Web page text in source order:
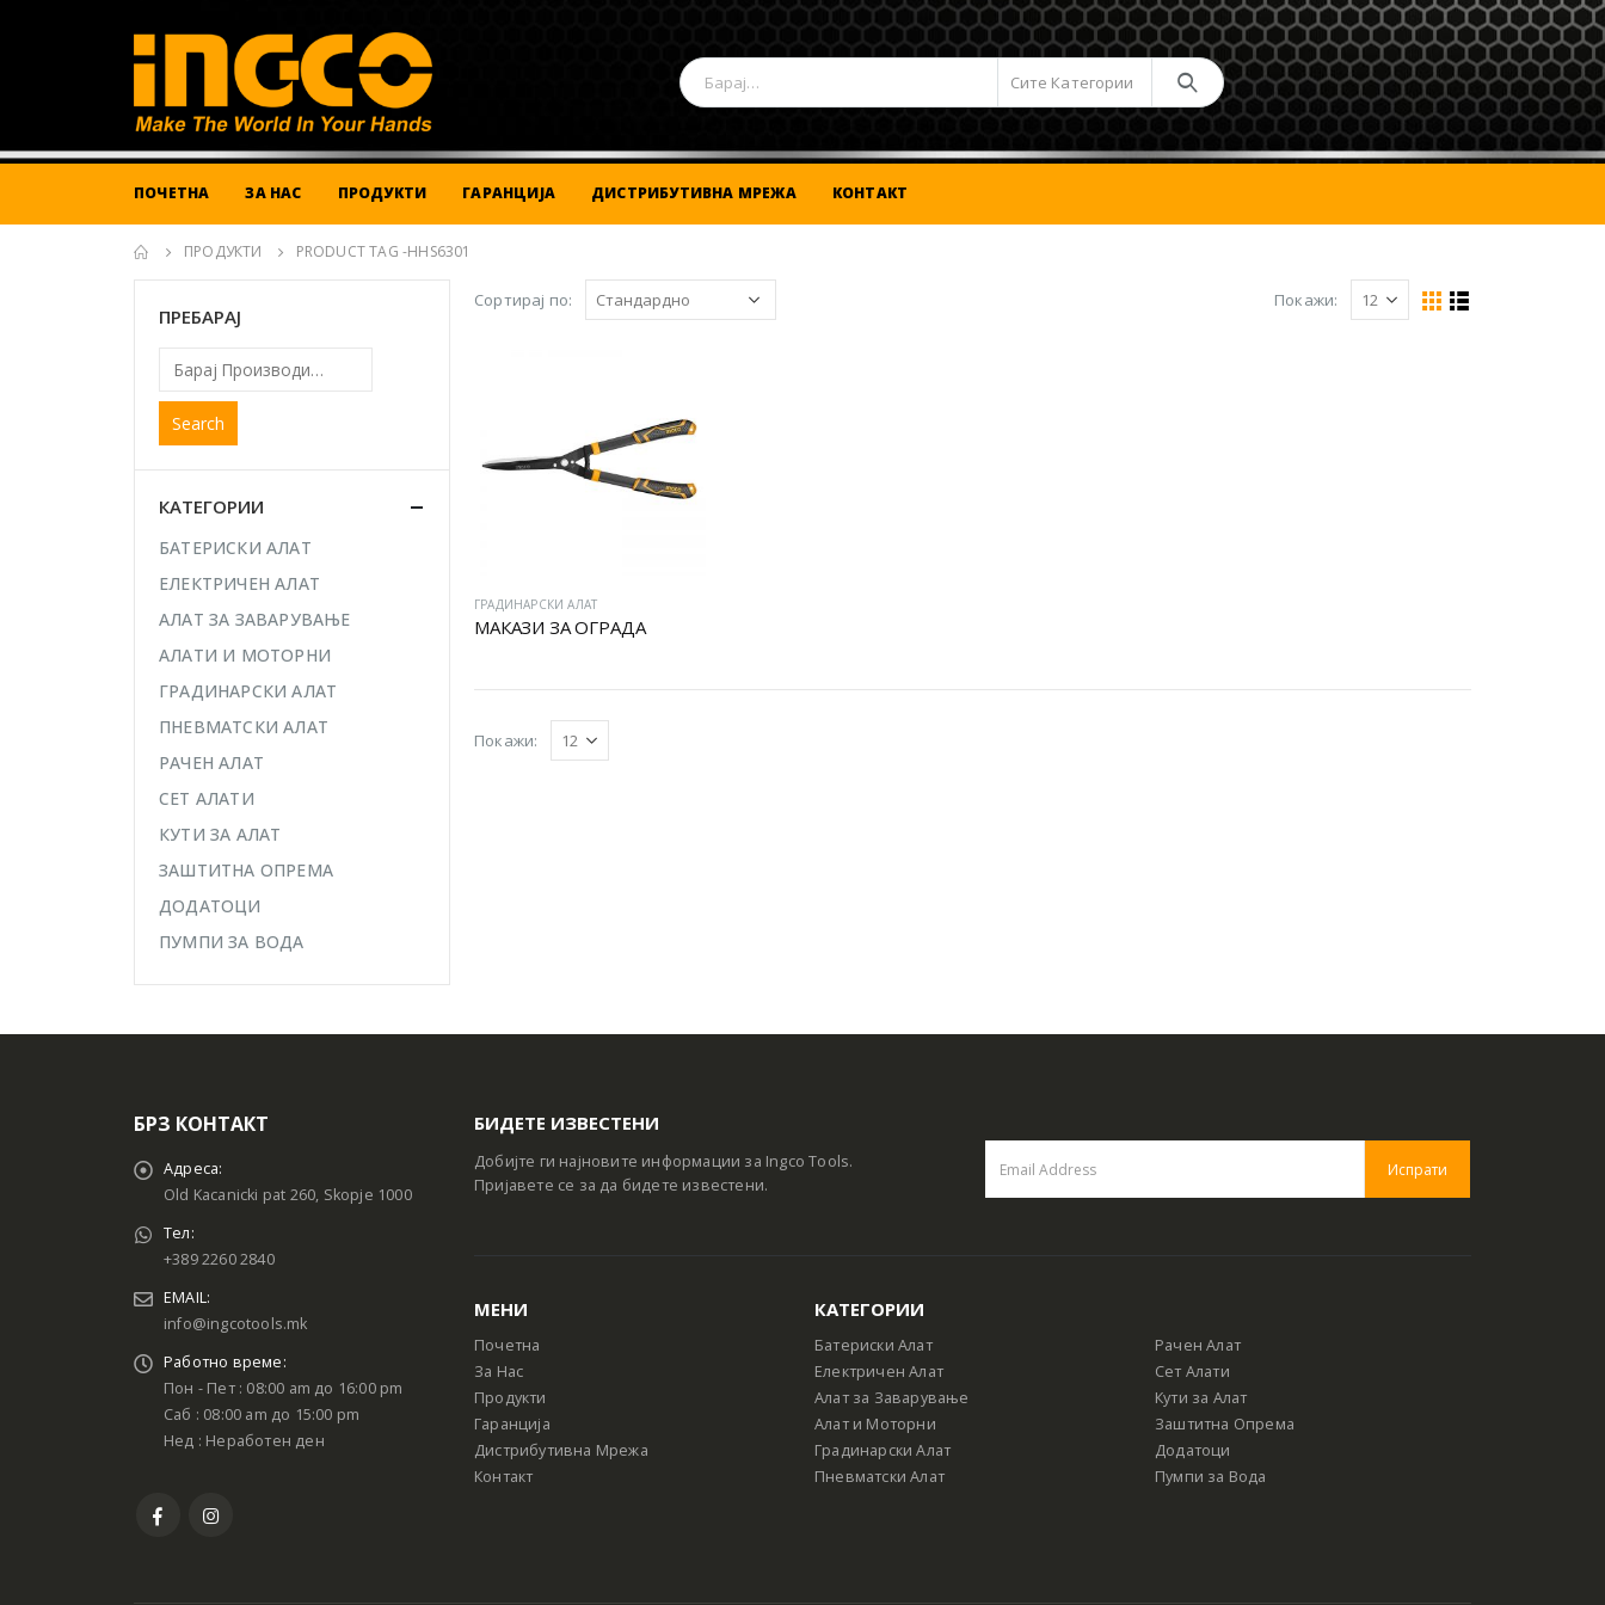
Сите Категории
ПОЧЕТНА ЗА НАС ПРОДУКТИ ГАРАНЦИЈА ДИСТРИБУТИВНА МРЕЖА КОНТАКТ
ПРОДУКТИ PRODUCT TAG -HHS6301
Сортирај по: Покажи:
ГРАДИНАРСКИ АЛАТ
МАКАЗИ ЗА ОГРАДА
Покажи:
ПРЕБАРАЈ
Search
КАТЕГОРИИ
БАТЕРИСКИ АЛАТ
ЕЛЕКТРИЧЕН АЛАТ
АЛАТ ЗА ЗАВАРУВАЊЕ
АЛАТИ И МОТОРНИ
ГРАДИНАРСКИ АЛАТ
ПНЕВМАТСКИ АЛАТ
РАЧЕН АЛАТ
СЕТ АЛАТИ
КУТИ ЗА АЛАТ
ЗАШТИТНА ОПРЕМА
ДОДАТОЦИ
ПУМПИ ЗА ВОДА
БРЗ КОНТАКТ
Адреса:
Old Kacanicki pat 260, Skopje 1000
Тел:
+389 2260 2840
EMAIL:
info@ingcotools.mk
Работно време:
Пон - Пет : 08:00 am до 16:00 pm
Саб : 08:00 am до 15:00 pm
Нед : Неработен ден
БИДЕТЕ ИЗВЕСТЕНИ
Добијте ги најновите информации за Ingco Tools.
Пријавете се за да бидете известени.
МЕНИ
Почетна
За Нас
Продукти
Гаранција
Дистрибутивна Мрежа
Контакт
КАТЕГОРИИ
Батериски Алат
Електричен Алат
Алат за Заварување
Алат и Моторни
Градинарски Алат
Пневматски Алат
Рачен Алат
Сет Алати
Кути за Алат
Заштитна Опрема
Додатоци
Пумпи за Вода